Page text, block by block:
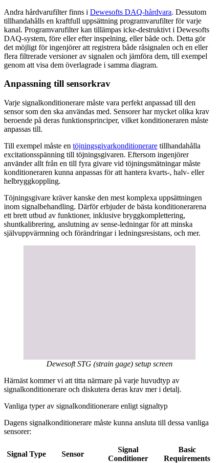
Andra hårdvarufilter finns i Dewesofts DAQ-hårdvara. Dessutom
tillhandahålls en kraftfull uppsättning programvarufilter för varje
kanal. Programvarufilter kan tillämpas icke-destruktivt i Dewesofts
DAQ-system, före eller efter inspelning, eller både och. Detta gör
det möjligt för ingenjörer att registrera både råsignalen och en eller
flera filtrerade versioner av signalen och jämföra dem, till exempel
genom att visa dem överlagrade i samma diagram.
Anpassning till sensorkrav
Varje signalkonditionerare måste vara perfekt anpassad till den
sensor som den ska användas med. Sensorer har mycket olika krav
beroende på deras funktionsprinciper, vilket konditioneraren måste
anpassas till.
Till exempel måste en töjningsgivarkonditionerare tillhandahålla
excitationsspänning till töjningsgivaren. Eftersom ingenjörer
använder allt från en till fyra givare vid töjningsmätningar måste
konditioneraren kunna anpassas för att hantera kvarts-, halv- eller
helbryggkoppling.
Töjningsgivare kräver kanske den mest komplexa uppsättningen
inom signalbehandling. Därför erbjuder de bästa konditionerarena
ett brett utbud av funktioner, inklusive bryggkomplettering,
shuntkalibrering, anslutning av sense-ledningar för att minska
självuppvärmning och förändringar i ledningsresistans, och mer.
Dewesoft STG (strain gage) setup screen
Härnäst kommer vi att titta närmare på varje huvudtyp av
signalkonditionerare och diskutera deras krav mer i detalj.
Vanliga typer av signalkonditionerare enligt signaltyp
Dagens signalkonditionerare måste kunna ansluta till dessa vanliga
sensorer:
Signal Type Sensor
Signal
Conditioner
Basic
Requirements